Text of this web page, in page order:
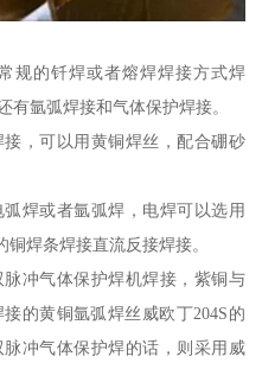
规的钎焊或者熔焊焊接方式焊
有氩弧焊接和气体保护焊接。
，可以用黄铜焊丝，配合硼砂
焊或者氩弧焊，电焊可以选用
焊条焊接直流反接焊接。
冲气体保护焊机焊接，紫铜与
的黄铜氩弧焊丝威欧丁204S的
冲气体保护焊的话，则采用威